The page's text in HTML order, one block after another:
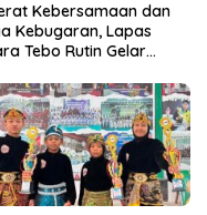
Kebersamaan dan
Kebugaran, Lapas
Tebo Rutin Gelar